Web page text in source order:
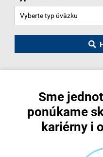
Sme
ponúkame
kariérny i